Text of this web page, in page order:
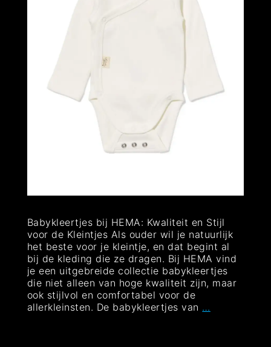
Babykleertjes bij HEMA: Kwaliteit en Stijl
voor de Kleintjes Als ouder wil je natuurlijk
het beste voor je kleintje, en dat begint al
bij de kleding die ze dragen. Bij HEMA vind
je een uitgebreide collectie babykleertjes
die niet alleen van hoge kwaliteit zijn, maar
ook stijlvol en comfortabel voor de
allerkleinsten. De babykleertjes van …